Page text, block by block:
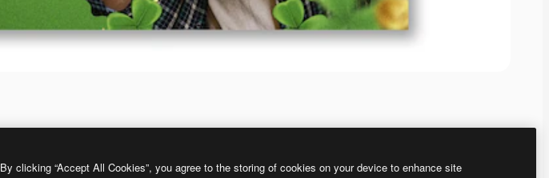
By clicking “Accept All Cookies”, you agree to the storing of cookies on your device to enhance site